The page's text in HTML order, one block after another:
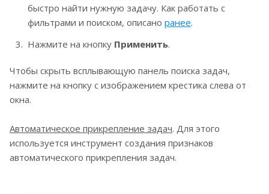
быстро найти нужную задачу. Как работать с
фильтрами и поиском, описано ранее.
Нажмите на кнопку Применить.
Чтобы скрыть всплывающую панель поиска задач,
нажмите на кнопку с изображением крестика слева от
окна.
Автоматическое прикрепление задач. Для этого
используется инструмент создания признаков
автоматического прикрепления задач.